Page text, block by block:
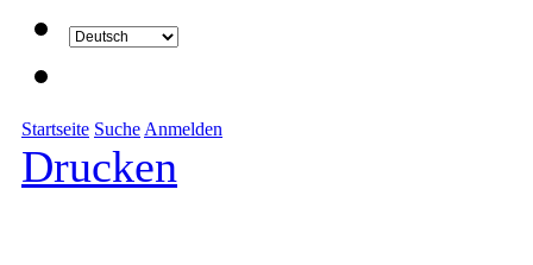
Startseite Suche Anmelden
Drucken